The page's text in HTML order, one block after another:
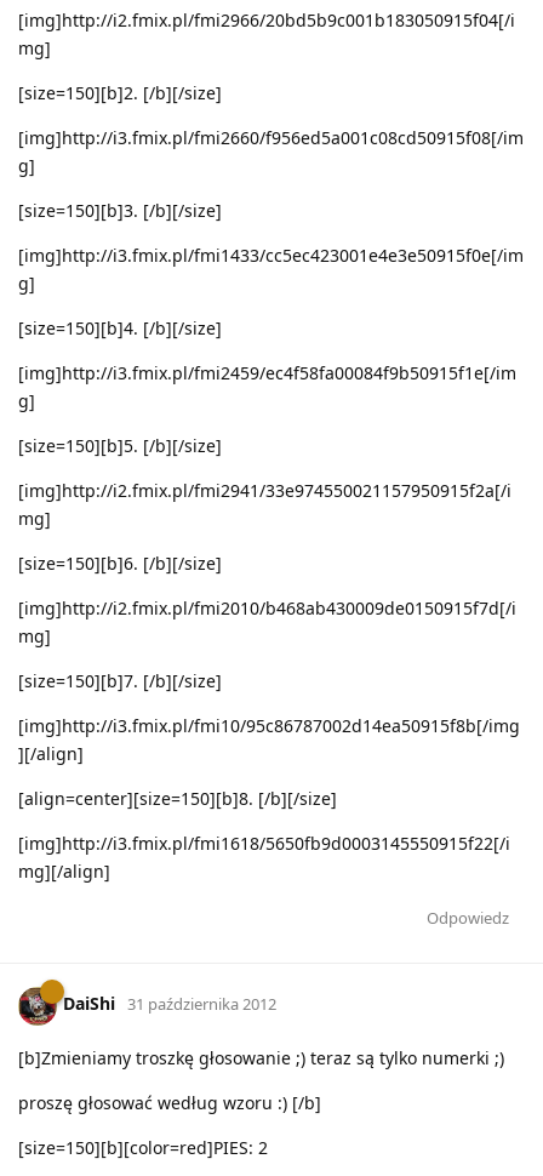
[img]http://i2.fmix.pl/fmi2966/20bd5b9c001b183050915f04[/i
mg]
[size=150][b]2. [/b][/size]
[img]http://i3.fmix.pl/fmi2660/f956ed5a001c08cd50915f08[/im
g]
[size=150][b]3. [/b][/size]
[img]http://i3.fmix.pl/fmi1433/cc5ec423001e4e3e50915f0e[/im
g]
[size=150][b]4. [/b][/size]
[img]http://i3.fmix.pl/fmi2459/ec4f58fa00084f9b50915f1e[/im
g]
[size=150][b]5. [/b][/size]
[img]http://i2.fmix.pl/fmi2941/33e974550021157950915f2a[/i
mg]
[size=150][b]6. [/b][/size]
[img]http://i2.fmix.pl/fmi2010/b468ab430009de0150915f7d[/i
mg]
[size=150][b]7. [/b][/size]
[img]http://i3.fmix.pl/fmi10/95c86787002d14ea50915f8b[/img
][/align]
[align=center][size=150][b]8. [/b][/size]
[img]http://i3.fmix.pl/fmi1618/5650fb9d0003145550915f22[/i
mg][/align]
Odpowiedz
DaiShi 31 października 2012
[b]Zmieniamy troszkę głosowanie ;) teraz są tylko numerki ;)
proszę głosować według wzoru :) [/b]
[size=150][b][color=red]PIES: 2